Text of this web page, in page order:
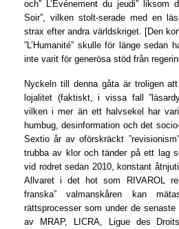
och” L’Evénement du jeudi” liksom
Soir”, vilken stolt-serade med en
strax efter andra världskriget. [Den
”L’Humanité” skulle för länge sedan
inte varit för generösa stöd från
Nyckeln till denna gåta är troligen
lojalitet (faktiskt, i vissa fall
vilken i mer än ett halvsekel har
humbug, desinformation och det
Sextio år av oförskräckt
trubba av klor och tänder på ett lag
vid rodret sedan 2010, konstant
Allvaret i det hot som RIVAROL
franska” valmanskåren kan
rättsprocesser som under de
av MRAP, LICRA, Ligue des